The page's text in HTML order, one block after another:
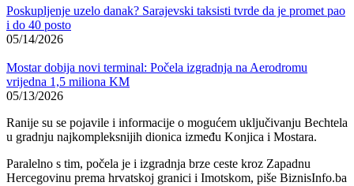
Poskupljenje uzelo danak? Sarajevski taksisti tvrde da je promet pao
i do 40 posto
05/14/2026
Mostar dobija novi terminal: Počela izgradnja na Aerodromu
vrijedna 1,5 miliona KM
05/13/2026
Ranije su se pojavile i informacije o mogućem uključivanju Bechtela
u gradnju najkompleksnijih dionica između Konjica i Mostara.
Paralelno s tim, počela je i izgradnja brze ceste kroz Zapadnu
Hercegovinu prema hrvatskoj granici i Imotskom, piše BiznisInfo.ba